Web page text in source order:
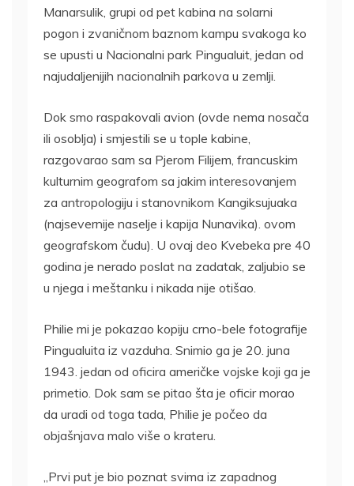
Manarsulik, grupi od pet kabina na solarni
pogon i zvaničnom baznom kampu svakoga ko
se upusti u Nacionalni park Pingualuit, jedan od
najudaljenijih nacionalnih parkova u zemlji.
Dok smo raspakovali avion (ovde nema nosača
ili osoblja) i smjestili se u tople kabine,
razgovarao sam sa Pjerom Filijem, francuskim
kulturnim geografom sa jakim interesovanjem
za antropologiju i stanovnikom Kangiksujuaka
(najsevernije naselje i kapija Nunavika). ovom
geografskom čudu). U ovaj deo Kvebeka pre 40
godina je nerado poslat na zadatak, zaljubio se
u njega i meštanku i nikada nije otišao.
Philie mi je pokazao kopiju crno-bele fotografije
Pingualuita iz vazduha. Snimio ga je 20. juna
1943. jedan od oficira američke vojske koji ga je
primetio. Dok sam se pitao šta je oficir morao
da uradi od toga tada, Philie je počeo da
objašnjava malo više o krateru.
„Prvi put je bio poznat svima iz zapadnog